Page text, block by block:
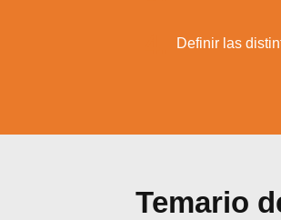
Definir las
Temario